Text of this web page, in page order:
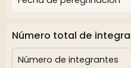
Número total de
Número de integrantes